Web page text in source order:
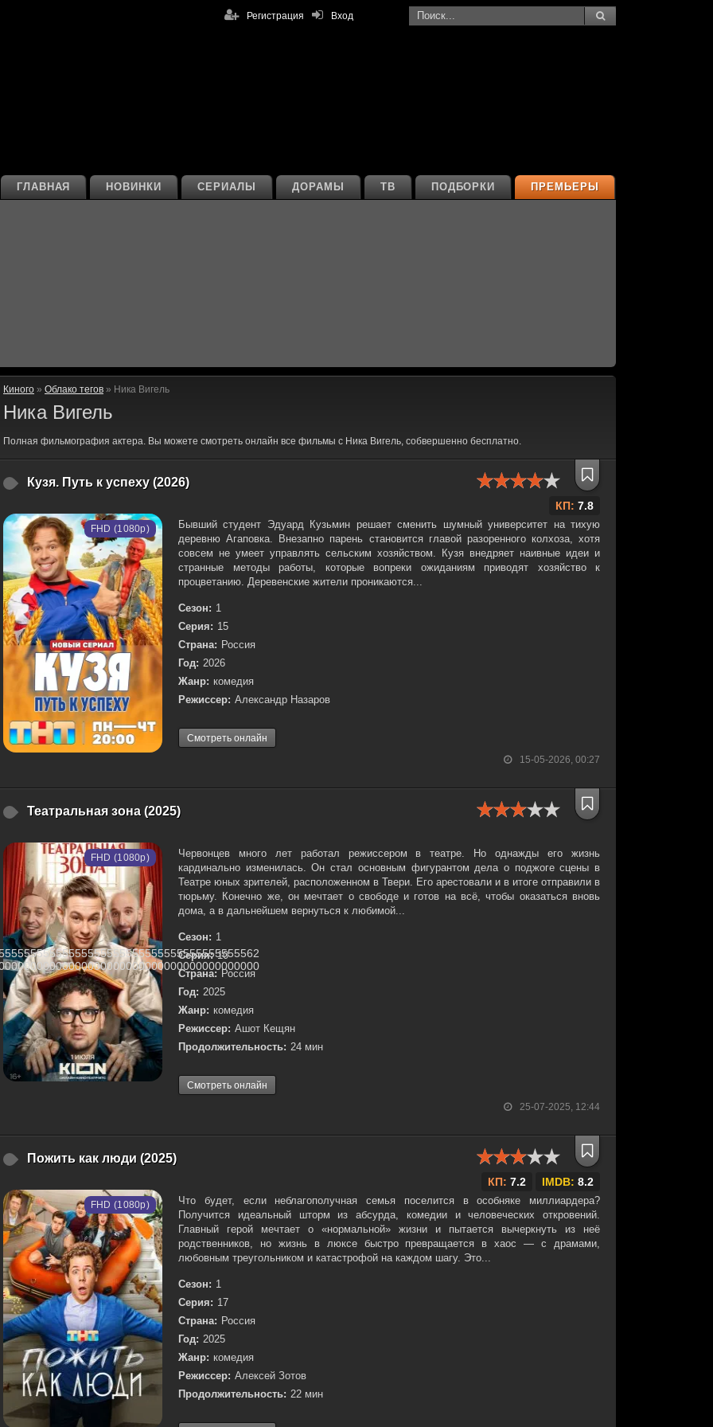
Вход
Регистрация
ПРЕМЬЕРЫ
ПОДБОРКИ
ТВ
ДОРАМЫ
СЕРИАЛЫ
НОВИНКИ
ГЛАВНАЯ
Киного » Облако тегов » Ника Вигель
Ника Вигель
Полная фильмография актера. Вы можете смотреть онлайн все фильмы с Ника Вигель, собвершенно бесплатно.
Кузя. Путь к успеху (2026)
КП: 7.8
15-05-2026, 00:27
FHD (1080p)
Бывший студент Эдуард Кузьмин решает сменить шумный университет на тихую
деревню Агаповка. Внезапно парень становится главой разоренного колхоза, хотя
совсем не умеет управлять сельским хозяйством. Кузя внедряет наивные идеи и
странные методы работы, которые вопреки ожиданиям приводят хозяйство к
процветанию. Деревенские жители проникаются...
Сезон: 1
Серия: 15
Страна: Россия
Год: 2026
Жанр: комедия
Режиссер: Александр Назаров
Смотреть онлайн
Театральная зона (2025)
25-07-2025, 12:44
FHD (1080p)
Червонцев много лет работал режиссером в театре. Но однажды его жизнь
кардинально изменилась. Он стал основным фигурантом дела о поджоге сцены в
Театре юных зрителей, расположенном в Твери. Его арестовали и в итоге отправили в
тюрьму. Конечно же, он мечтает о свободе и готов на всё, чтобы оказаться вновь
дома, а в дальнейшем вернуться к любимой...
Сезон: 1
Серия: 10
Страна: Россия
Год: 2025
Жанр: комедия
Режиссер: Ашот Кещян
Продолжительность: 24 мин
Смотреть онлайн
Пожить как люди (2025)
КП: 7.2 IMDB: 8.2
FHD (1080p)
Что будет, если неблагополучная семья поселится в особняке миллиардера?
Получится идеальный шторм из абсурда, комедии и человеческих откровений.
Главный герой мечтает о «нормальной» жизни и пытается вычеркнуть из неё
родственников, но жизнь в люксе быстро превращается в хаос — с драмами,
любовным треугольником и катастрофой на каждом шагу. Это...
Сезон: 1
Серия: 17
Страна: Россия
Год: 2025
Жанр: комедия
Режиссер: Алексей Зотов
Продолжительность: 22 мин